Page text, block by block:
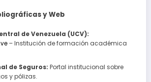
y Web
de Venezuela (UCV):
– Institución de formación académica
de Seguros: Portal institucional sobre
y pólizas.